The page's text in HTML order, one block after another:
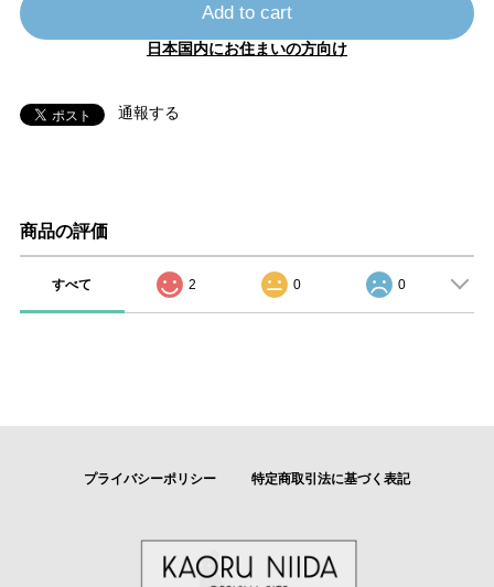
Add to cart
日本国内にお住まいの方向け
通報する
商品の評価
すべて 2 0 0
プライバシーポリシー 特定商取引法に基づく表記